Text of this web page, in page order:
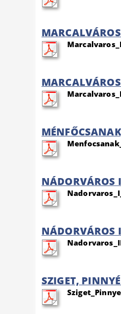
NÁDORVÁROS
NÁDORVÁROS
SZIGET,